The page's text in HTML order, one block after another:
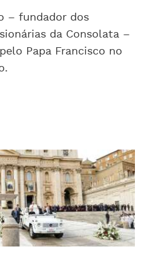
– fundador dos
da Consolata –
Papa Francisco no